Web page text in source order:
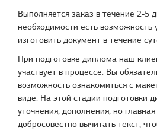
Выполняется заказ в течение 2-5
необходимости есть возможность
изготовить документ в течение
При подготовке диплома наш
участвует в процессе. Вы
возможность ознакомиться с
виде. На этой стадии подготовки
уточнения, дополнения, но
добросовестно вычитать текст,